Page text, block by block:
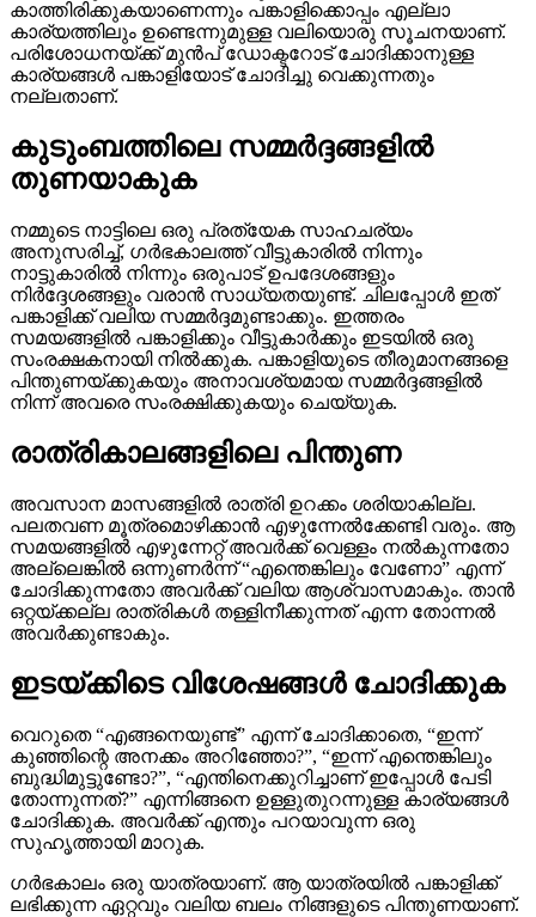
കാത്തിരിക്കുകയാണെന്നും പങ്കാളിക്കൊപ്പം എല്ലാ
കാര്യത്തിലും ഉണ്ടെന്നുമുള്ള വലിയൊരു സൂചനയാണ്.
പരിശോധനയ്ക്ക് മുൻപ് ഡോക്ടറോട് ചോദിക്കാനുള്ള
കാര്യങ്ങൾ പങ്കാളിയോട് ചോദിച്ചു വെക്കുന്നതും
നല്ലതാണ്.
കുടുംബത്തിലെ സമ്മർദ്ദങ്ങളിൽ
തുണയാകുക
നമ്മുടെ നാട്ടിലെ ഒരു പ്രത്യേക സാഹചര്യം
അനുസരിച്ച്, ഗർഭകാലത്ത് വീട്ടുകാരിൽ നിന്നും
നാട്ടുകാരിൽ നിന്നും ഒരുപാട് ഉപദേശങ്ങളും
നിർദ്ദേശങ്ങളും വരാൻ സാധ്യതയുണ്ട്. ചിലപ്പോൾ ഇത്
പങ്കാളിക്ക് വലിയ സമ്മർദ്ദമുണ്ടാക്കും. ഇത്തരം
സമയങ്ങളിൽ പങ്കാളിക്കും വീട്ടുകാർക്കും ഇടയിൽ ഒരു
സംരക്ഷകനായി നിൽക്കുക. പങ്കാളിയുടെ തീരുമാനങ്ങളെ
പിന്തുണയ്ക്കുകയും അനാവശ്യമായ സമ്മർദ്ദങ്ങളിൽ
നിന്ന് അവരെ സംരക്ഷിക്കുകയും ചെയ്യുക.
രാത്രികാലങ്ങളിലെ പിന്തുണ
അവസാന മാസങ്ങളിൽ രാത്രി ഉറക്കം ശരിയാകില്ല.
പലതവണ മൂത്രമൊഴിക്കാൻ എഴുന്നേൽക്കേണ്ടി വരും. ആ
സമയങ്ങളിൽ എഴുന്നേറ്റ് അവർക്ക് വെള്ളം നൽകുന്നതോ
അല്ലെങ്കിൽ ഒന്നുണർന്ന് “എന്തെങ്കിലും വേണോ” എന്ന്
ചോദിക്കുന്നതോ അവർക്ക് വലിയ ആശ്വാസമാകും. താൻ
ഒറ്റയ്ക്കല്ല രാത്രികൾ തള്ളിനീക്കുന്നത് എന്ന തോന്നൽ
അവർക്കുണ്ടാകും.
ഇടയ്ക്കിടെ വിശേഷങ്ങൾ ചോദിക്കുക
വെറുതെ “എങ്ങനെയുണ്ട്” എന്ന് ചോദിക്കാതെ, “ഇന്ന്
കുഞ്ഞിന്റെ അനക്കം അറിഞ്ഞോ?”, “ഇന്ന് എന്തെങ്കിലും
ബുദ്ധിമുട്ടുണ്ടോ?”, “എന്തിനെക്കുറിച്ചാണ് ഇപ്പോൾ പേടി
തോന്നുന്നത്?” എന്നിങ്ങനെ ഉള്ളുതുറന്നുള്ള കാര്യങ്ങൾ
ചോദിക്കുക. അവർക്ക് എന്തും പറയാവുന്ന ഒരു
സുഹൃത്തായി മാറുക.
ഗർഭകാലം ഒരു യാത്രയാണ്. ആ യാത്രയിൽ പങ്കാളിക്ക്
ലഭിക്കുന്ന ഏറ്റവും വലിയ ബലം നിങ്ങളുടെ പിന്തുണയാണ്.